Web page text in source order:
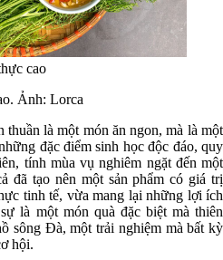
cao
Ảnh: Lorca
là một món ăn ngon, mà là một
đặc điểm sinh học độc đáo, quy
tính mùa vụ nghiêm ngặt đến một
đã tạo nên một sản phẩm có giá trị
tinh tế, vừa mang lại những lợi ích
là một món quà đặc biệt mà thiên
sông Đà, một trải nghiệm mà bất kỳ
hội.